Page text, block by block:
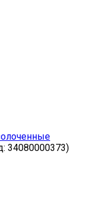
34080000373)